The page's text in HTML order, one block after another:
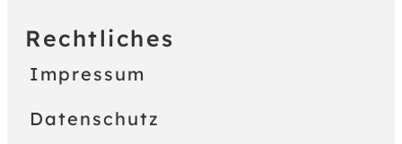
Rechtliches
Impressum
Datenschutz